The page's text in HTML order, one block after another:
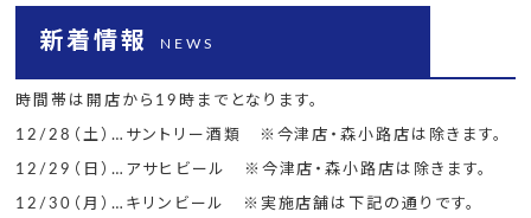
新着情報 NEWS
時間帯は開店から19時までとなります。
12/28（土）…サントリー酒類 ※今津店・森小路店は除きます。
12/29（日）…アサヒビール ※今津店・森小路店は除きます。
12/30（月）…キリンビール ※実施店舗は下記の通りです。